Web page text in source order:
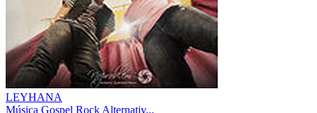
LEYHANA
Música Gospel Rock Alternativ...